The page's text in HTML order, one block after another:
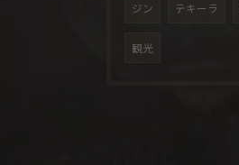
ジン テキーラ
観光